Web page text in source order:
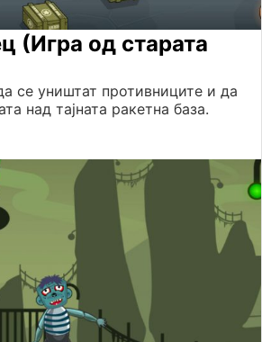
(Игра од старата
се уништат противниците и да
над тајната ракетна база.